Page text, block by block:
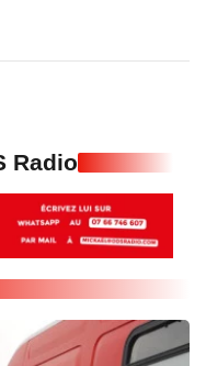
Radio